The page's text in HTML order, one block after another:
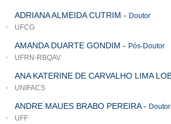
ADRIANA ALMEIDA CUTRIM - Doutor
UFCG
AMANDA DUARTE GONDIM - Pós-Doutor
UFRN-RBQAV
ANA KATERINE DE CARVALHO LIMA
UNIFACS
ANDRE MAUES BRABO PEREIRA- Doutor
UFF